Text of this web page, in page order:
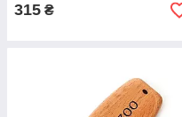
315 ₴